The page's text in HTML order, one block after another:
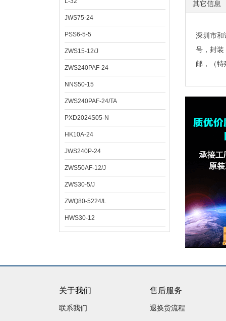
JWS75-24
PSS6-5-5
ZWS15-12/J
ZWS240PAF-24
NNS50-15
ZWS240PAF-24/TA
PXD2024S05-N
HK10A-24
JWS240P-24
ZWS50AF-12/J
ZWS30-5/J
ZWQ80-5224/L
HWS30-12
其它信息
深圳市和
号，封装
邮，（
关于我们
联系我们
售后服务
退换货流程